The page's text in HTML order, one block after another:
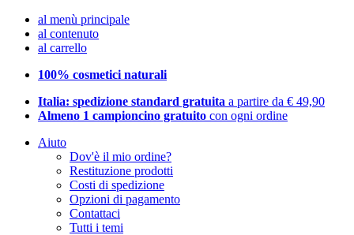
al menù principale
al contenuto
al carrello
100% cosmetici naturali
Italia: spedizione standard gratuita a partire da € 49,90
Almeno 1 campioncino gratuito con ogni ordine
Aiuto
Dov'è il mio ordine?
Restituzione prodotti
Costi di spedizione
Opzioni di pagamento
Contattaci
Tutti i temi